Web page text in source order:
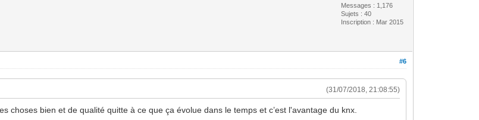
Messages : 1,176
Sujets : 40
Inscription : Mar 2015
#6
(31/07/2018, 21:08:55)
choses bien et de qualité quitte à ce que ça évolue dans le temps et c’est l'avantage du knx.